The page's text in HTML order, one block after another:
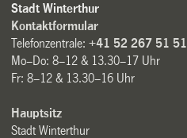
Stadt Winterthur
Kontaktformular
Telefonzentrale:+41 52 267 51 51
Mo–Do: 8–12 & 13.30–17 Uhr
Fr: 8–12 & 13.30–16 Uhr
Hauptsitz
Stadt Winterthur